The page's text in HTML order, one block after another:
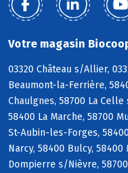
Votre magasin
03320 Château s/Allier,
Beaumont-la-Ferrière,
Chaulgnes, 58700 La
58400 La Marche, 58700
St-Aubin-les-Forges,
Narcy, 58400 Bulcy,
Dompierre s/Nièvre,